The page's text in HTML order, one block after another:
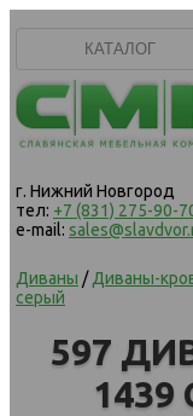
КАТАЛОГ
г. Нижний Новгород
тел: +7 (831) 275-90-
e-mail:
Диваны /Диваны-
серый
597